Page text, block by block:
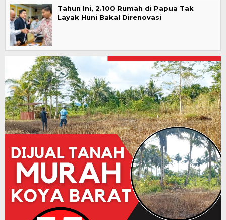
Tahun Ini, 2.100 Rumah di Papua Tak
Layak Huni Bakal Direnovasi